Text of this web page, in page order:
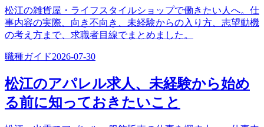
松江の雑貨屋・ライフスタイルショップで働きたい人へ。仕
事内容の実際、向き不向き、未経験からの入り方、志望動機
の考え方まで、求職者目線でまとめました。
職種ガイド2026-07-30
松江のアパレル求人、未経験から始め
る前に知っておきたいこと